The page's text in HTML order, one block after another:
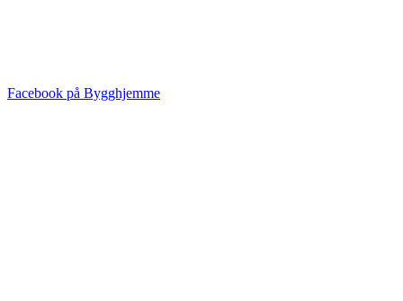
Facebook på Bygghjemme